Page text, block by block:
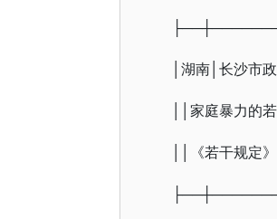
│湖南│长沙市
││家庭暴力的
││《若干规定